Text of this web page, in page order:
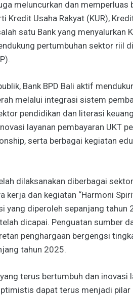
meluncurkan dan
Kredit Usaha Rakyat (KUR),
satu Bank yang menyalurkan
pertumbuhan sektor riil
Bank BPD Bali aktif
melalui integrasi sistem
pendidikan dan literasi
layanan pembayaran UKT
serta berbagai kegiatan
dilaksanakan diberbagai
kerja dan kegiatan “Harmoni
yang diperoleh sepanjang tahun
dicapai. Penguatan sumber
penghargaan bergengsi
tahun 2025.
terus bertumbuh dan inovasi
dapat terus menjadi